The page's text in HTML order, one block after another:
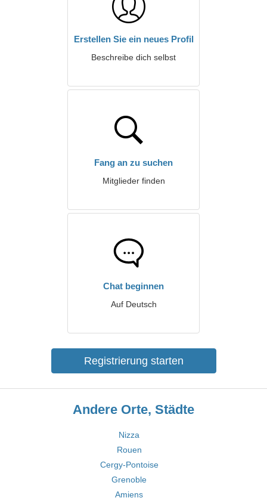
Erstellen Sie ein neues Profil
Beschreibe dich selbst
Fang an zu suchen
Mitglieder finden
Chat beginnen
Auf Deutsch
Registrierung starten
Andere Orte, Städte
Nizza
Rouen
Cergy-Pontoise
Grenoble
Amiens